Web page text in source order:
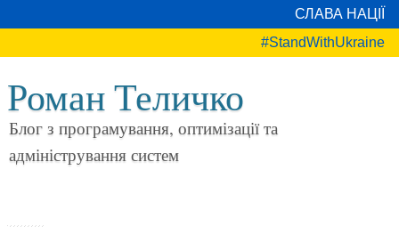
СЛАВА НАЦІЇ
#StandWithUkraine
Роман Теличко
Блог з програмування, оптимізації та
адміністрування систем